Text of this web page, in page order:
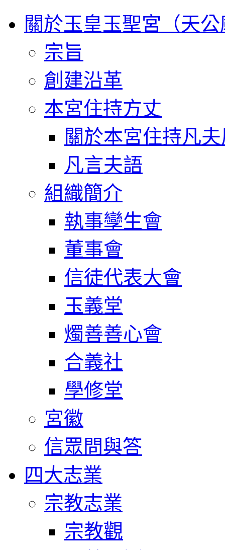
關於玉皇玉聖宮（天
宗旨
創建沿革
本宮住持方丈
關於本宮住持凡
凡言夫語
組織簡介
執事孿生會
董事會
信徒代表大會
玉義堂
燭善善心會
合義社
學修堂
宮徽
信眾問與答
四大志業
宗教志業
宗教觀